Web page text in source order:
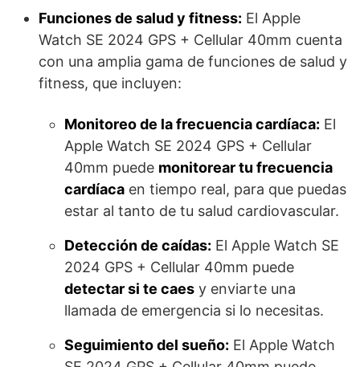
Funciones de salud y fitness: El Apple
Watch SE 2024 GPS + Cellular 40mm cuenta
con una amplia gama de funciones de salud y
fitness, que incluyen:
Monitoreo de la frecuencia cardíaca: El
Apple Watch SE 2024 GPS + Cellular
40mm puede monitorear tu frecuencia
cardíaca en tiempo real, para que puedas
estar al tanto de tu salud cardiovascular.
Detección de caídas: El Apple Watch SE
2024 GPS + Cellular 40mm puede
detectar si te caes y enviarte una
llamada de emergencia si lo necesitas.
Seguimiento del sueño: El Apple Watch